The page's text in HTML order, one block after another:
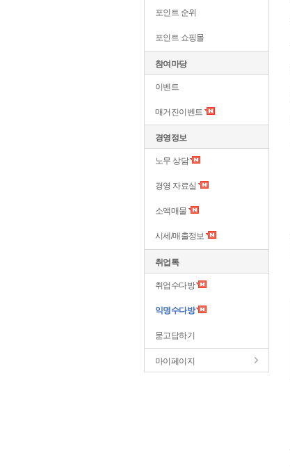
포인트 순위
포인트 쇼핑몰
참여마당
이벤트
매거진이벤트
경영정보
노무 상담
경영 자료실
소액매물
시세/매출정보
취업톡
취업수다방
익명수다방
묻고답하기
마이페이지